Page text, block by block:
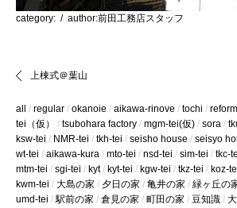
category: / author:前田工務店スタッフ
上棟式＠葉山
all regular okanoie aikawa-rinove tochi reform
tei（仮）
tsubohara factory mgm-tei(仮) sora
ksw-tei
NMR-tei tkh-tei seisho house seisyo
wt-tei
aikawa-kura mto-tei nsd-tei sim-tei tkc-
mtm-tei
sgi-tei kyt kyt-tei kgw-tei tkz-tei koz-
kwm-tei
大島の家 夕日の家 亀井の家 緑ヶ丘の
umd-tei
駅前の家 倉見の家 町田の家 豆知識